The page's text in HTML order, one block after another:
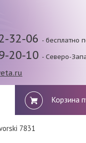
32-06 - бесплатно
20-10 - Северо-
Корзина
7831